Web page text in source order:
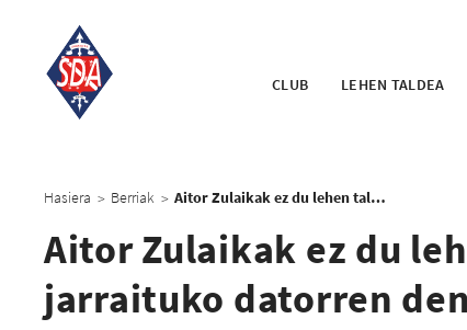
CLUB LEHEN TALDEA
Hasiera > Berriak > Aitor Zulaikak ez du lehen taldeko entrenatzaile gisa jarraituko datorren denboraldian
Aitor Zulaikak ez du
jarraituko datorren